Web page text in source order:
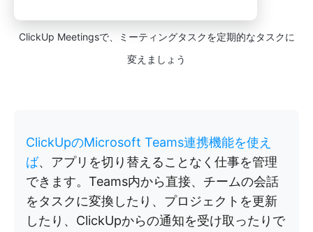
ClickUp Meetingsで、ミーティングタスクを定期的なタスクに
変えましょう
ClickUpのMicrosoft Teams連携機能を使え
ば、アプリを切り替えることなく仕事を管理
できます。Teams内から直接、チームの会話
をタスクに変換したり、プロジェクトを更新
したり、ClickUpからの通知を受け取ったりで